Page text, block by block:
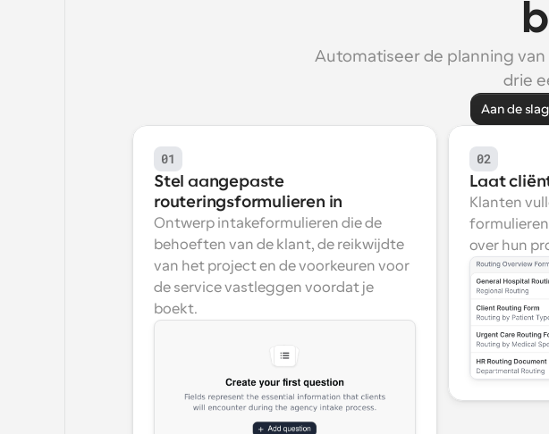
Automatiseer de planning
drie
Aan de slag
01
Stel aangepaste
routeringsformulieren in
Ontwerp intakeformulieren die de
behoeften van de klant, de reikwijdte
van het project en de voorkeuren voor
de service vastleggen voordat je
boekt.
02
Laat
Klanten
over hun